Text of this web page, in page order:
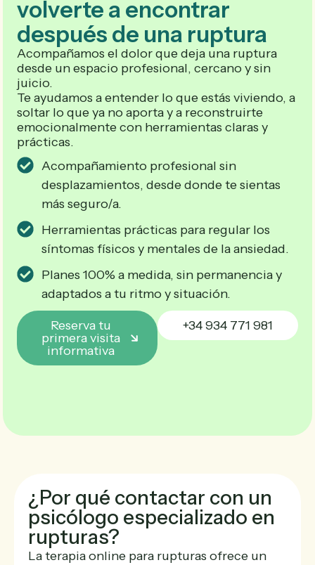
volverte a encontrar
después de una ruptura
Acompañamos el dolor que deja una ruptura
desde un espacio profesional, cercano y sin
juicio.
Te ayudamos a entender lo que estás viviendo, a
soltar lo que ya no aporta y a reconstruirte
emocionalmente con herramientas claras y
prácticas.
Acompañamiento profesional sin
desplazamientos, desde donde te sientas
más seguro/a.
Herramientas prácticas para regular los
síntomas físicos y mentales de la ansiedad.
Planes 100% a medida, sin permanencia y
adaptados a tu ritmo y situación.
Reserva tu
primera visita
informativa
+34 934 771 981
¿Por qué contactar con un
psicólogo especializado en
rupturas?
La terapia online para rupturas ofrece un